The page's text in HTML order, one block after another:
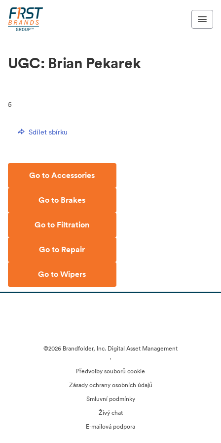
UGC: Brian Pekarek
5
Sdílet sbírku
Go to Accessories
Go to Brakes
Go to Filtration
Go to Repair
Go to Wipers
©2026 Brandfolder, Inc. Digital Asset Management
·
Předvolby souborů cookie
Zásady ochrany osobních údajů
Smluvní podmínky
Živý chat
E-mailová podpora